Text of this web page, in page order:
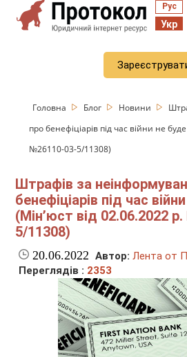
Рус
Укр
Головна Блог Новини
про бенефіціарів під час війни не
№26110-03-5/11308)
Штрафів за
бенефіціарів під час
(Мінʼюст від 02.06.2022
5/11308)
20.06.2022 Автор: Лента от
Переглядів : 2353